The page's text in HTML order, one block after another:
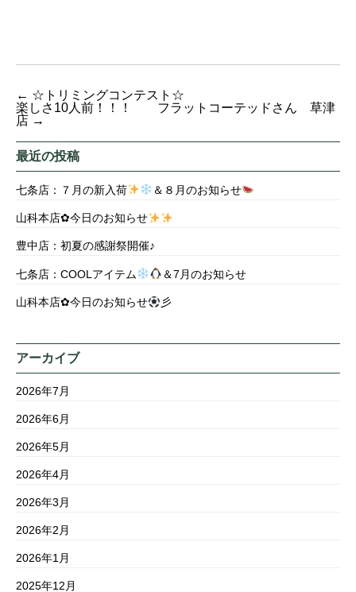
← ☆トリミングコンテスト☆
楽しさ10人前！！！ フラットコーテッドさん 草津
店 →
最近の投稿
七条店：７月の新入荷 ＆８月のお知らせ
山科本店✿今日のお知らせ
豊中店：初夏の感謝祭開催♪
七条店：COOLアイテム ＆7月のお知らせ
山科本店✿今日のお知らせ 彡
アーカイブ
2026年7月
2026年6月
2026年5月
2026年4月
2026年3月
2026年2月
2026年1月
2025年12月